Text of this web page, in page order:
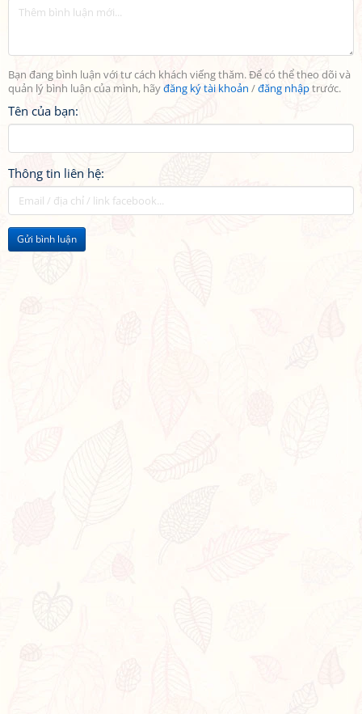
Bạn đang bình luận với tư cách khách viếng thăm. Để có thể theo dõi và
quản lý bình luận của mình, hãyđăng ký tài khoản /đăng nhậptrước.
Tên của bạn:
Thông tin liên hệ:
Gửi bình luận